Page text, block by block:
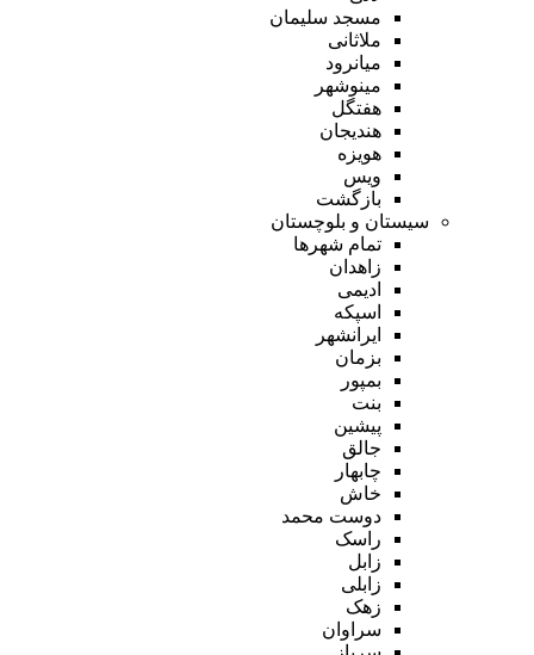
مسجد سلیمان
ملاثانی
میانرود
مینوشهر
هفتگل
هندیجان
هویزه
ویس
بازگشت
سیستان و بلوچستان
تمام شهر‌ها
زاهدان
ادیمی
اسپکه
ایرانشهر
بزمان
بمپور
بنت
پیشین
جالق
چابهار
خاش
دوست محمد
راسک
زابل
زابلی
زهک
سراوان